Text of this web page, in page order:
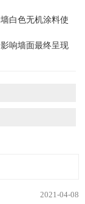
白色无机涂料使
响墙面最终呈现
2021-04-08